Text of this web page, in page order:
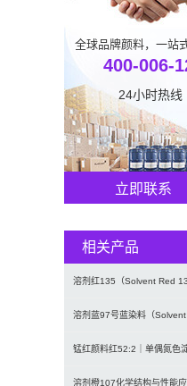
全球品牌颜料，一站
400-006-
24小时热线
立即联系
相关产品
溶剂红135（Solvent Red
能...
溶剂蓝97号蓝染料（
97...
锰红颜料红52:2｜单偶氮色
颜料Pigmen...
溶剂橙107化学结构与性能